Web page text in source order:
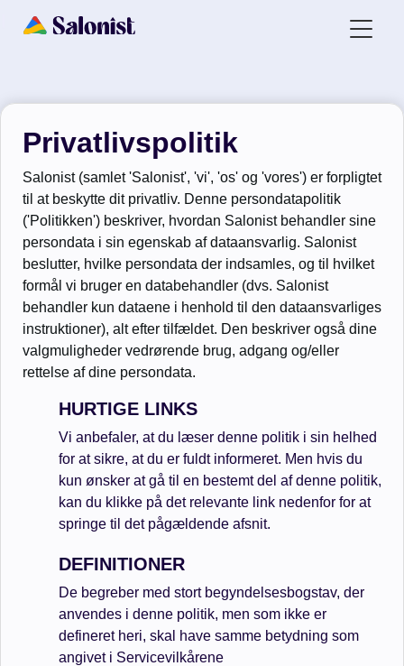
Privatlivspolitik
Salonist (samlet 'Salonist', 'vi', 'os' og 'vores') er forpligtet
til at beskytte dit privatliv. Denne persondatapolitik
('Politikken') beskriver, hvordan Salonist behandler sine
persondata i sin egenskab af dataansvarlig. Salonist
beslutter, hvilke persondata der indsamles, og til hvilket
formål vi bruger en databehandler (dvs. Salonist
behandler kun dataene i henhold til den dataansvarliges
instruktioner), alt efter tilfældet. Den beskriver også dine
valgmuligheder vedrørende brug, adgang og/eller
rettelse af dine persondata.
HURTIGE LINKS
Vi anbefaler, at du læser denne politik i sin helhed
for at sikre, at du er fuldt informeret. Men hvis du
kun ønsker at gå til en bestemt del af denne politik,
kan du klikke på det relevante link nedenfor for at
springe til det pågældende afsnit.
DEFINITIONER
De begreber med stort begyndelsesbogstav, der
anvendes i denne politik, men som ikke er
defineret heri, skal have samme betydning som
angivet i Servicevilkårene